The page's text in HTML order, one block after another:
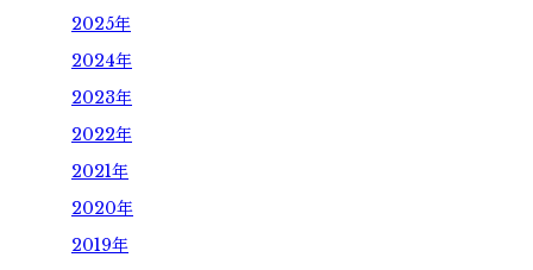
お問い合わせ
卒業生の方へ
各種証明書の申請
同窓会
2025年
2024年
2023年
2022年
2021年
2020年
2019年